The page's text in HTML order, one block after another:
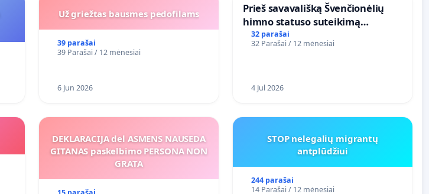
Už griežtas bausmes pedofilams
39 parašai
39 Parašai / 12 mėnesiai
6 Jun 2026
​Prieš savavališką Švenčionėlių
himno statuso suteikimą
atlikėjos Živilės dainai
32 parašai
32 Parašai / 12 mėnesiai
4 Jul 2026
DEKLARACIJA del ASMENS NAUSEDA
GITANAS paskelbimo PERSONA NON
GRATA
STOP nelegalių migrantų
antplūdžiui
244 parašai
14 Parašai / 12 mėnesiai